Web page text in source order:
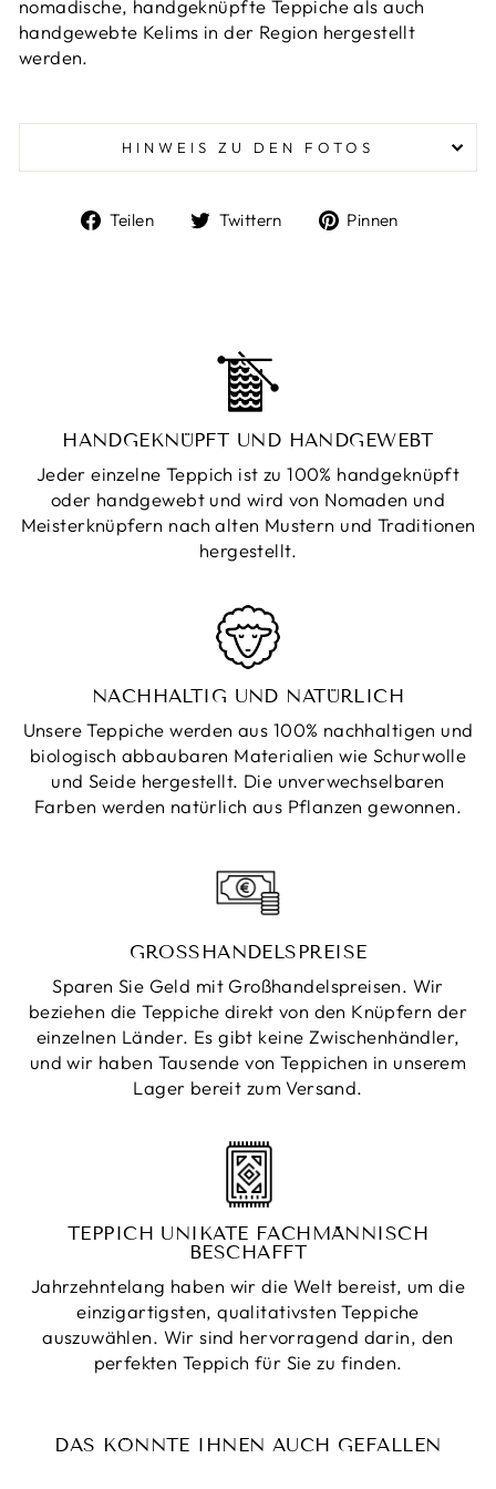
nomadische, handgeknüpfte Teppiche als auch
handgewebte Kelims in der Region hergestellt
werden.
HINWEIS ZU DEN FOTOS
Teilen
Auf
Twittern
Auf
Pinnen
HANDGEKNÜPFT UND HANDGEWEBT
Jeder einzelne Teppich ist zu 100% handgeknüpft
oder handgewebt und wird von Nomaden und
Meisterknüpfern nach alten Mustern und Traditionen
hergestellt.
NACHHALTIG UND NATÜRLICH
Unsere Teppiche werden aus 100% nachhaltigen und
biologisch abbaubaren Materialien wie Schurwolle
und Seide hergestellt. Die unverwechselbaren
Farben werden natürlich aus Pflanzen gewonnen.
GROSSHANDELSPREISE
Sparen Sie Geld mit Großhandelspreisen. Wir
beziehen die Teppiche direkt von den Knüpfern der
einzelnen Länder. Es gibt keine Zwischenhändler,
und wir haben Tausende von Teppichen in unserem
Lager bereit zum Versand.
TEPPICH UNIKATE FACHMÄNNISCH
BESCHAFFT
Jahrzehntelang haben wir die Welt bereist, um die
einzigartigsten, qualitativsten Teppiche
auszuwählen. Wir sind hervorragend darin, den
perfekten Teppich für Sie zu finden.
DAS KÖNNTE IHNEN AUCH GEFALLEN